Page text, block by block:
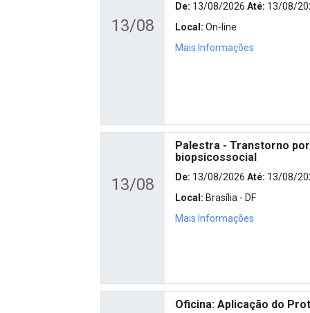
13/08
De: 13/08/2026 Até: 13/08/
Local: On-line
Mais Informações
13/08
Palestra - Transtorno
biopsicossocial
De: 13/08/2026 Até: 13/08/
Local: Brasília - DF
Mais Informações
Oficina: Aplicação do